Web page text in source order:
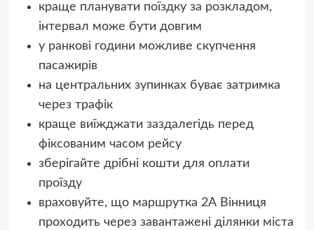
краще планувати поїздку за розкладом,
інтервал може бути довгим
у ранкові години можливе скупчення
пасажирів
на центральних зупинках буває затримка
через трафік
краще виїжджати заздалегідь перед
фіксованим часом рейсу
зберігайте дрібні кошти для оплати
проїзду
враховуйте, що маршрутка 2А Вінниця
проходить через завантажені ділянки міста